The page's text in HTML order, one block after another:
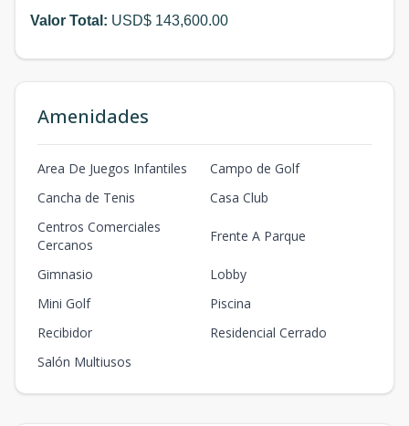
Valor Total: USD$ 143,600.00
Amenidades
Area De Juegos Infantiles
Campo de Golf
Cancha de Tenis
Casa Club
Centros Comerciales
Cercanos
Frente A Parque
Gimnasio
Lobby
Mini Golf
Piscina
Recibidor
Residencial Cerrado
Salón Multiusos